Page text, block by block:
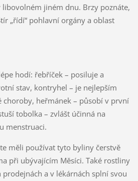
libovolném jiném dnu. Brzy poznáte,
„řídí“ pohlavní orgány a oblast
hodí: řebříček – posiluje a
stav, kontryhel – je nejlepším
choroby, heřmánek – působí v první
tobolka – zvlášt účinná na
menstruaci.
měli používat tyto byliny čerstvě
při ubývajícím Měsíci. Také rostliny
prodejnách a v lékárnách splní svou